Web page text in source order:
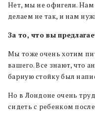
Нет, мы не офигели.
делаем не так, и нам
За то, что вы
Мы тоже очень хотим
вашего. Все знают, что
барную стойку был
Но в Лондоне очень
сидеть с ребенком